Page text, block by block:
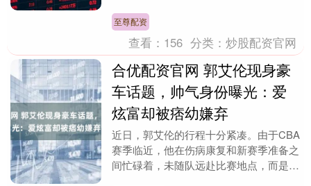
尔，黄子韬，徐艺洋，....
至尊配资
查看： 156 分类：炒股配资官网
合优配资官网 郭艾伦现身豪
车话题，帅气身份曝光：爱
炫富却被痞幼嫌弃
近日，郭艾伦的行程十分紧凑。由于CBA
赛季临近，他在伤病康复和新赛季准备之
间忙碌着，未随队远赴比赛地点，而是选